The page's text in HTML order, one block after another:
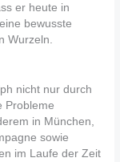
er heute in
bewusste
Wurzeln.
nicht nur durch
Probleme
in München,
sowie
im Laufe der Zeit